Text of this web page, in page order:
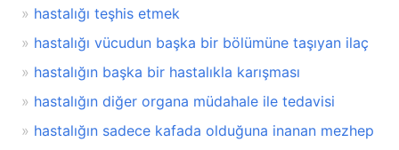
hastalığı teşhis etmek
hastalığı vücudun başka bir bölümüne taşıyan ilaç
hastalığın başka bir hastalıkla karışması
hastalığın diğer organa müdahale ile tedavisi
hastalığın sadece kafada olduğuna inanan mezhep